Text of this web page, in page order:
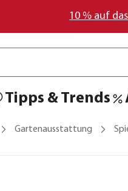
10 % auf
Tipps & Trends
Gartenausstattung